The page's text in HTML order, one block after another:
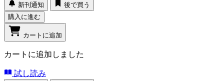
新刊通知
後で買う
購入に進む
カートに追加
カートに追加しました
試し読み